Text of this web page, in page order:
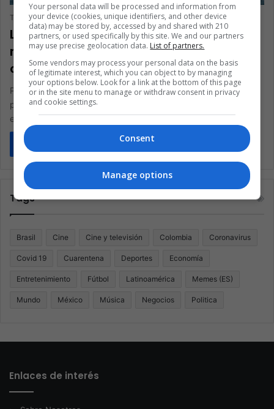
The Latin American Post Staff June 24, 2024 213
La nueva reserva marina de Perú
respalda la pesca sostenible y el
crecimiento económico
Perú establece la Reserva Nacional Mar Tropical de Grau para
proteger la biodiversidad marina y estimular la recuperación
económica a…
Read More »
Tags
Brasil Cine Cine y televisión Colombia Coronavirus
Covid 19 Cuarentena Deportes Economía
Entretenimiento Fútbol Latinoamérica Memes (ES)
Mundo México Música Negocios Politica
Enlaces de interés
Your personal data will be processed and information from
your device (cookies, unique identifiers, and other device
data) may be stored by, accessed by and shared with 210
partners, or used specifically by this site. We and our partners
may use precise geolocation data. List of partners.
Some vendors may process your personal data on the basis
of legitimate interest, which you can object to by managing
your options below. Look for a link at the bottom of this page
or in the site menu to manage or withdraw consent in privacy
and cookie settings.
Consent
Manage options